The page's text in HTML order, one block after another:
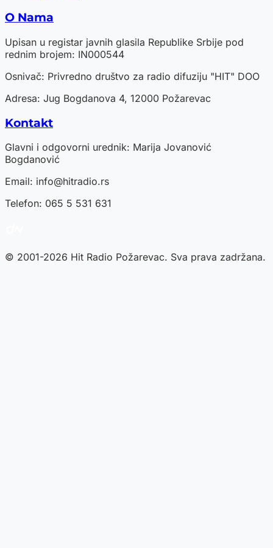
O Nama
Upisan u registar javnih glasila Republike Srbije pod
rednim brojem: IN000544
Osnivač: Privredno društvo za radio difuziju "HIT" DOO
Adresa: Jug Bogdanova 4, 12000 Požarevac
Kontakt
Glavni i odgovorni urednik: Marija Jovanović
Bogdanović
Email: info@hitradio.rs
Telefon: 065 5 531 631
© 2001-2026 Hit Radio Požarevac. Sva prava zadržana.